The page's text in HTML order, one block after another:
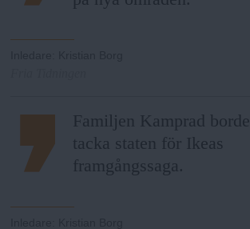
s
F
r
Familjen Kamprad borde
tacka staten för Ikeas
framgångssaga.